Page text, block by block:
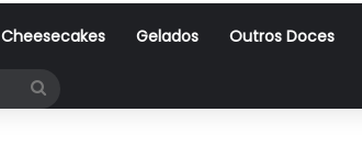
Cheesecakes Gelados Outros Doces